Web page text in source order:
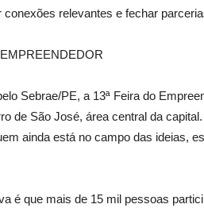
conexões relevantes e fechar
Sebrae/PE, a 13ª Feira do
de São José, área central da
ainda está no campo das ideias,
é que mais de 15 mil pessoas